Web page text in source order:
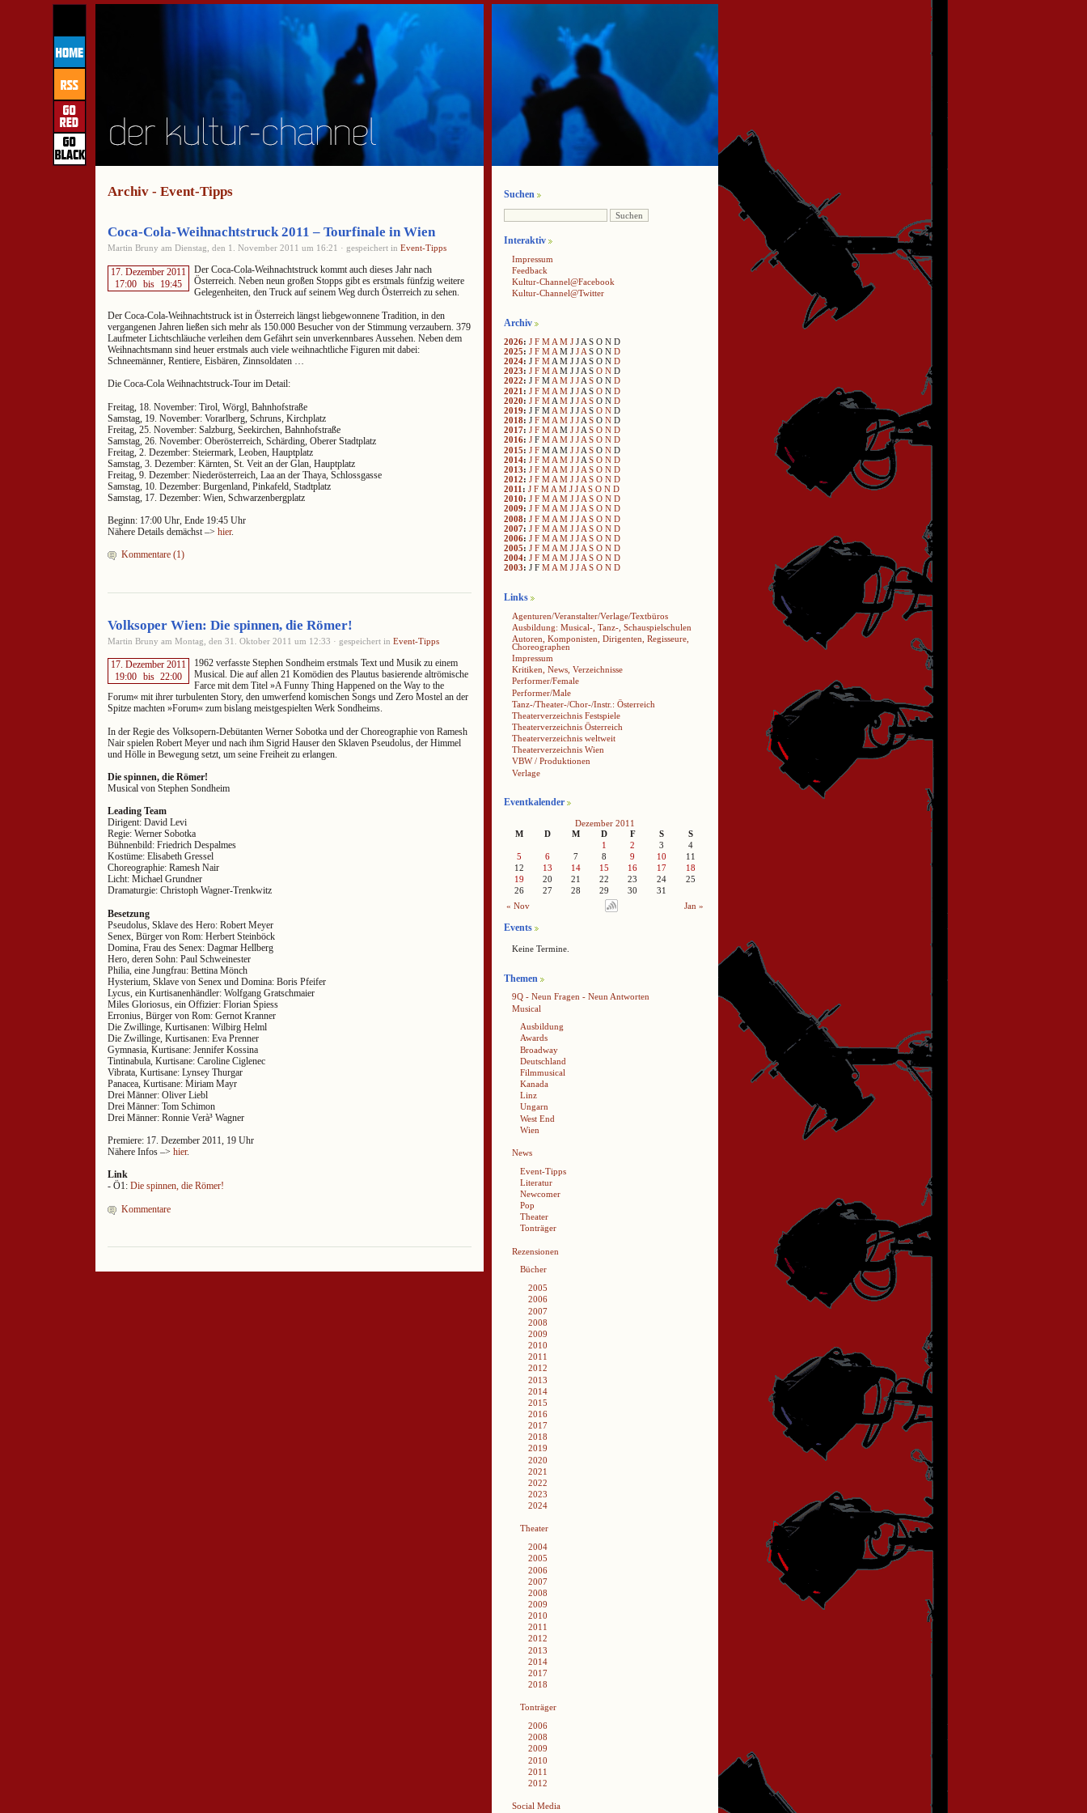
Archiv - Event-Tipps
Coca-Cola-Weihnachtstruck 2011 – Tourfinale in Wien
Martin Bruny am Dienstag, den 1. November 2011 um 16:21 · gespeichert in Event-Tipps
17. Dezember 2011
17:00 bis 19:45
Der Coca-Cola-Weihnachtstruck kommt auch dieses Jahr nach
Österreich. Neben neun großen Stopps gibt es erstmals fünfzig weitere
Gelegenheiten, den Truck auf seinem Weg durch Österreich zu sehen.
Der Coca-Cola-Weihnachtstruck ist in Österreich längst liebgewonnene Tradition, in den
vergangenen Jahren ließen sich mehr als 150.000 Besucher von der Stimmung verzaubern. 379
Laufmeter Lichtschläuche verleihen dem Gefährt sein unverkennbares Aussehen. Neben dem
Weihnachtsmann sind heuer erstmals auch viele weihnachtliche Figuren mit dabei:
Schneemänner, Rentiere, Eisbären, Zinnsoldaten …
Die Coca-Cola Weihnachtstruck-Tour im Detail:
Freitag, 18. November: Tirol, Wörgl, Bahnhofstraße
Samstag, 19. November: Vorarlberg, Schruns, Kirchplatz
Freitag, 25. November: Salzburg, Seekirchen, Bahnhofstraße
Samstag, 26. November: Oberösterreich, Schärding, Oberer Stadtplatz
Freitag, 2. Dezember: Steiermark, Leoben, Hauptplatz
Samstag, 3. Dezember: Kärnten, St. Veit an der Glan, Hauptplatz
Freitag, 9. Dezember: Niederösterreich, Laa an der Thaya, Schlossgasse
Samstag, 10. Dezember: Burgenland, Pinkafeld, Stadtplatz
Samstag, 17. Dezember: Wien, Schwarzenbergplatz
Beginn: 17:00 Uhr, Ende 19:45 Uhr
Nähere Details demächst –> hier.
Kommentare (1)
Volksoper Wien: Die spinnen, die Römer!
Martin Bruny am Montag, den 31. Oktober 2011 um 12:33 · gespeichert in Event-Tipps
17. Dezember 2011
19:00 bis 22:00
1962 verfasste Stephen Sondheim erstmals Text und Musik zu einem
Musical. Die auf allen 21 Komödien des Plautus basierende altrömische
Farce mit dem Titel »A Funny Thing Happened on the Way to the
Forum« mit ihrer turbulenten Story, den umwerfend komischen Songs und Zero Mostel an der
Spitze machten »Forum« zum bislang meistgespielten Werk Sondheims.
In der Regie des Volksopern-Debütanten Werner Sobotka und der Choreographie von Ramesh
Nair spielen Robert Meyer und nach ihm Sigrid Hauser den Sklaven Pseudolus, der Himmel
und Hölle in Bewegung setzt, um seine Freiheit zu erlangen.
Die spinnen, die Römer!
Musical von Stephen Sondheim
Leading Team
Dirigent: David Levi
Regie: Werner Sobotka
Bühnenbild: Friedrich Despalmes
Kostüme: Elisabeth Gressel
Choreographie: Ramesh Nair
Licht: Michael Grundner
Dramaturgie: Christoph Wagner-Trenkwitz
Besetzung
Pseudolus, Sklave des Hero: Robert Meyer
Senex, Bürger von Rom: Herbert Steinböck
Domina, Frau des Senex: Dagmar Hellberg
Hero, deren Sohn: Paul Schweinester
Philia, eine Jungfrau: Bettina Mönch
Hysterium, Sklave von Senex und Domina: Boris Pfeifer
Lycus, ein Kurtisanenhändler: Wolfgang Gratschmaier
Miles Gloriosus, ein Offizier: Florian Spiess
Erronius, Bürger von Rom: Gernot Kranner
Die Zwillinge, Kurtisanen: Wilbirg Helml
Die Zwillinge, Kurtisanen: Eva Prenner
Gymnasia, Kurtisane: Jennifer Kossina
Tintinabula, Kurtisane: Caroline Ciglenec
Vibrata, Kurtisane: Lynsey Thurgar
Panacea, Kurtisane: Miriam Mayr
Drei Männer: Oliver Liebl
Drei Männer: Tom Schimon
Drei Männer: Ronnie Verà³ Wagner
Premiere: 17. Dezember 2011, 19 Uhr
Nähere Infos –> hier.
Link
- Ö1: Die spinnen, die Römer!
Kommentare
Suchen
Interaktiv
Impressum
Feedback
Kultur-Channel@Facebook
Kultur-Channel@Twitter
Archiv
2026: J F M A M J J A S O N D
2025: J F M A M J J A S O N D
2024: J F M A M J J A S O N D
2023: J F M A M J J A S O N D
2022: J F MA M J JA S O N D
2021 : J F M A M J J A S O N D
2020: J F M A M J J A S O N D
2019: J F M A M J J A S O N D
2018: J F M A M J J A S O N D
2017: J F M A M J J A S O N D
2016: J F M A M J J A S O N D
2015: J F M A M J J A S O N D
2014: J F M A M J J A S O N D
2013: J F M A M J J A S O N D
2012: J F M A M J J A S O N D
2011 : J F M A M J J A S O N D
2010: J F M A M J J A S O N D
2009: J F MA M J JA S O N D
2008: J F M A M J J A S O N D
2007: J F M A M J J A S O N D
2006: J F M A M J J A S O N D
2005: J F M A M J J A S O N D
2004: J F M A M J J A S O N D
2003: J F M A M J J A S O N D
Links
Agenturen/Veranstalter/Verlage/Textbüros
Ausbildung: Musical-, Tanz-, Schauspielschulen
Autoren, Komponisten, Dirigenten, Regisseure,
Choreographen
Impressum
Kritiken, News, Verzeichnisse
Performer/Female
Performer/Male
Tanz-/Theater-/Chor-/Instr.: Österreich
Theaterverzeichnis Festspiele
Theaterverzeichnis Österreich
Theaterverzeichnis weltweit
Theaterverzeichnis Wien
VBW / Produktionen
Verlage
Eventkalender
Dezember 2011
M
D M D F S
S
1
2 3
4
5
6 7 8 9 10
11
12
13 14 15 16 17
18
19
20 21 22 23 24
25
26
27 28 29 30
31
« Nov
Jan »
Events
Keine Termine.
Themen
9Q - Neun Fragen - Neun Antworten
Musical
Ausbildung
Awards
Broadway
Deutschland
Filmmusical
Kanada
Linz
Ungarn
West End
Wien
News
Event-Tipps
Literatur
Newcomer
Pop
Theater
Tonträger
Rezensionen
Bücher
2005
2006
2007
2008
2009
2010
2011
2012
2013
2014
2015
2016
2017
2018
2019
2020
2021
2022
2023
2024
Theater
2004
2005
2006
2007
2008
2009
2010
2011
2012
2013
2014
2017
2018
Tonträger
2006
2008
2009
2010
2011
2012
Social Media